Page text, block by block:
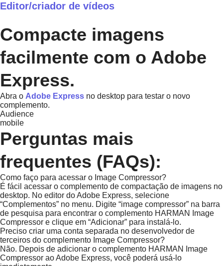
Editor/criador de vídeos
Compacte imagens
facilmente com o Adobe
Express.
Abra o Adobe Express no desktop para testar o novo
complemento.
Audience
mobile
Perguntas mais
frequentes (FAQs):
Como faço para acessar o Image Compressor?
É fácil acessar o complemento de compactação de imagens no
desktop. No editor do Adobe Express, selecione
“Complementos” no menu. Digite “image compressor” na barra
de pesquisa para encontrar o complemento HARMAN Image
Compressor e clique em “Adicionar” para instalá-lo.
Preciso criar uma conta separada no desenvolvedor de
terceiros do complemento Image Compressor?
Não. Depois de adicionar o complemento HARMAN Image
Compressor ao Adobe Express, você poderá usá-lo